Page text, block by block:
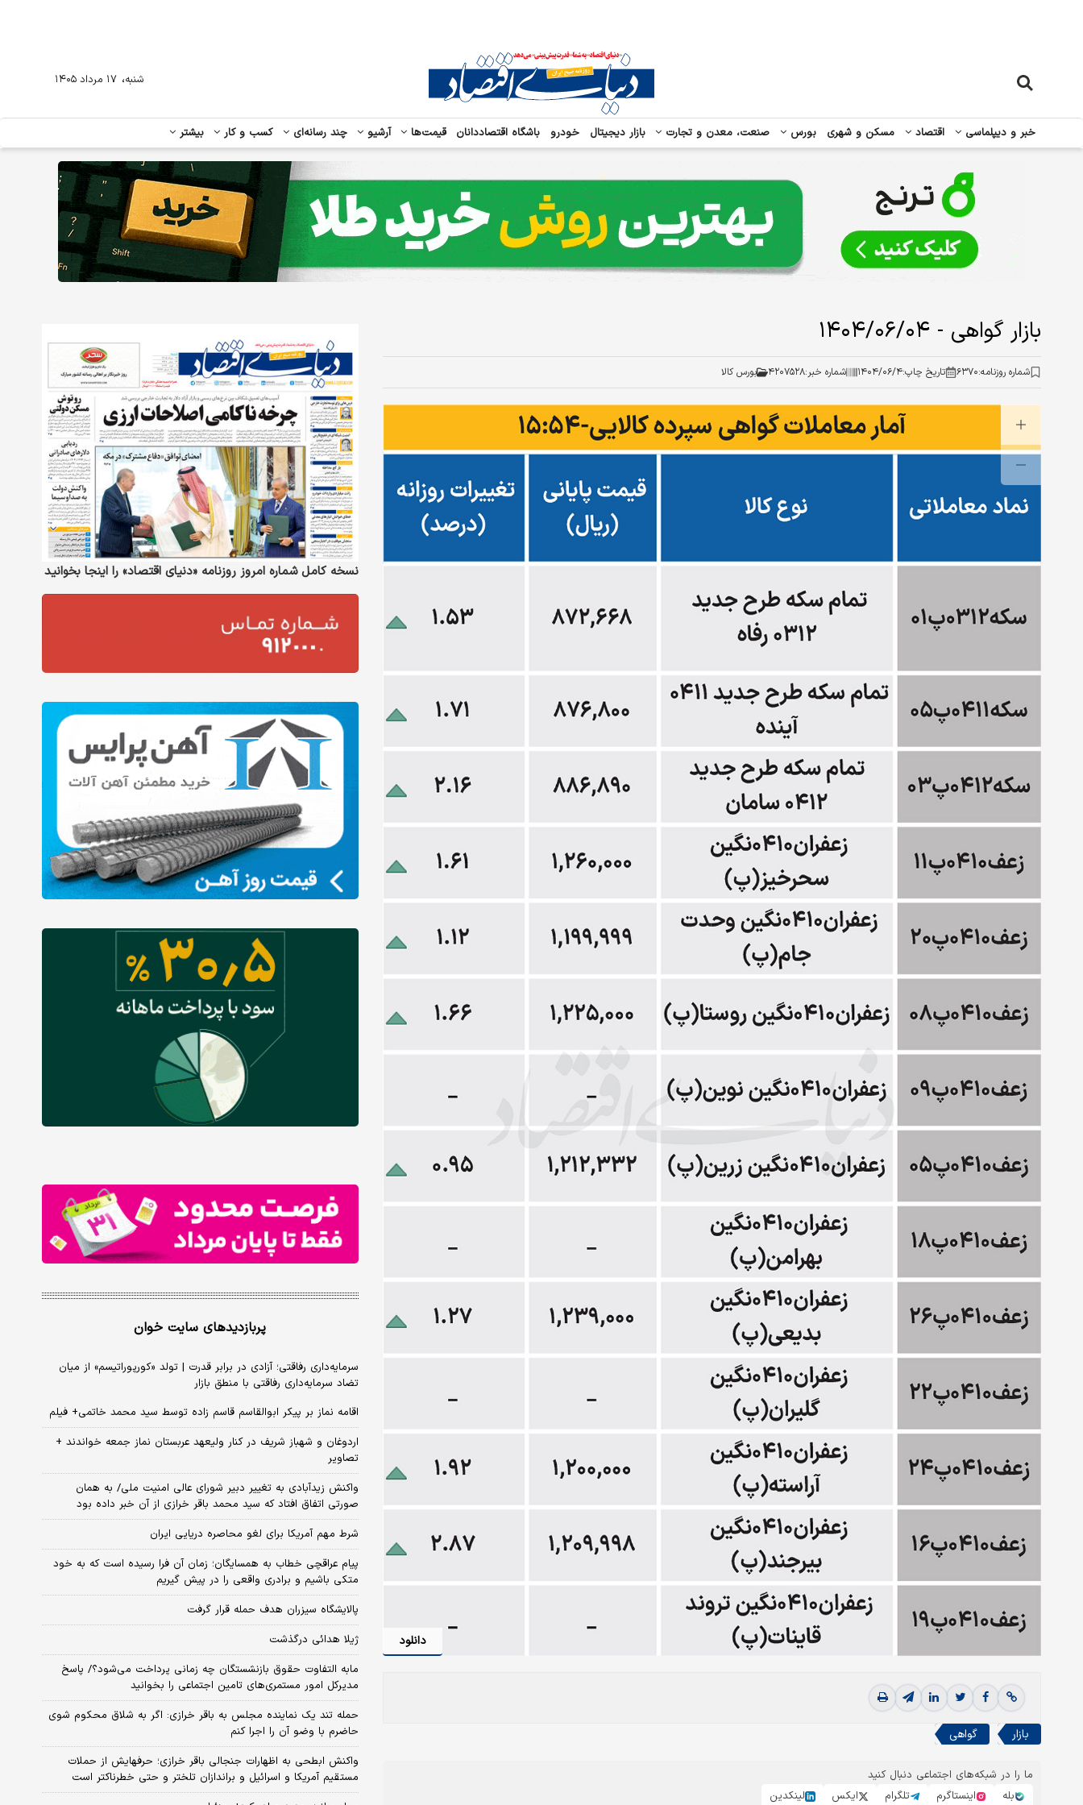
خبر و دیپلماسی اقتصاد مسکن و شهری بورس صنعت، معدن و تجارت بازار دیجیتال خودرو باشگاه اقتصاددانان قیمت‌ها آرشیو چند رسانه‌ای کسب و کار بیشتر
شنبه، ۱۷ مرداد ۱۴۰۵
بازار گواهی - ۱۴۰۴/۰۶/۰۴
شماره روزنامه:۶۳۷۰ تاریخ چاپ:۱۴۰۴/۰۶/۴ شماره خبر:۴۲۰۷۵۲۸ بورس کالا
دانلود
بازار گواهی
ما را در شبکه‌های اجتماعی دنبال کنید
بله
اینستاگرم تلگرام ایکس لینکدین
نسخه کامل شماره امروز روزنامه «دنیای‌ اقتصاد» را اینجا بخوانید
پربازدیدهای سایت خوان
سرمایه‌داری رفاقتی؛ آزادی در برابر قدرت | تولد «کورپوراتیسم» از میان
تضاد سرمایه‌داری رفاقتی با منطق بازار
اقامه نماز بر پیکر ابوالقاسم قاسم زاده توسط سید محمد خاتمی+ فیلم
اردوغان و شهباز شریف در کنار ولیعهد عربستان نماز جمعه خواندند +
تصاویر
واکنش زیدآبادی به تغییر دبیر شورای عالی امنیت ملی/ به همان
صورتی اتفاق افتاد که سید محمد باقر خرازی از آن خبر داده بود
شرط مهم آمریکا برای لغو محاصره دریایی ایران
پیام عراقچی خطاب به همسایگان؛ زمان آن فرا رسیده است که به خود
متکی باشیم و برادری واقعی را در پیش گیریم
پالایشگاه سیزران هدف حمله قرار گرفت
ژیلا هدائی درگذشت
مابه التفاوت حقوق بازنشستگان چه زمانی پرداخت می‌شود؟/ پاسخ
مدیرکل امور مستمری‌های تامین اجتماعی را بخوانید
حمله تند یک نماینده مجلس به باقر خرازی: اگر به شلاق محکوم شوی
حاضرم با وضو آن را اجرا کنم
واکنش ابطحی به اظهارات جنجالی باقر خرازی؛ حرفهایش از حملات
مستقیم آمریکا و اسرائیل و براندازان تلختر و حتی خطرناکتر است